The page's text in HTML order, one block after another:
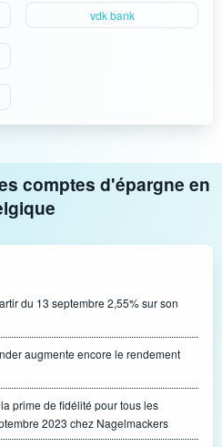
vdk bank
comptes d'épargne en
du 13 septembre 2,55% sur son
augmente encore le rendement
prime de fidélité pour tous les
2023 chez Nagelmackers